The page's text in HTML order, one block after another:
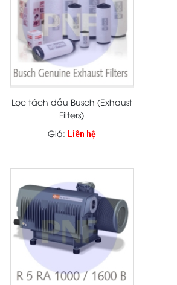
Lọc tách dầu Busch (Exhaust
Filters)
Giá: Liên hệ